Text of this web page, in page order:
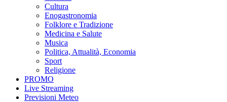
Cultura
Enogastronomia
Folklore e Tradizione
Medicina e Salute
Musica
Politica, Attualità, Economia
Sport
Religione
PROMO
Live Streaming
Previsioni Meteo